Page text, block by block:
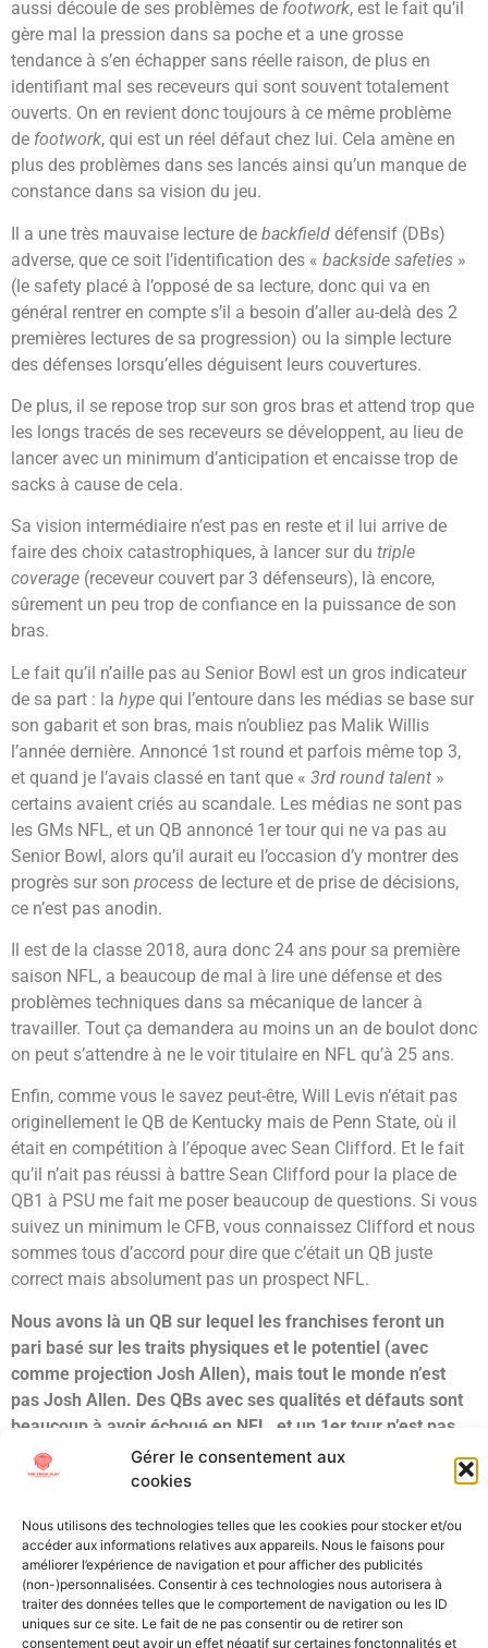
Gérer le consentement aux
cookies
Nous utilisons des technologies telles que les cookies pour stocker et/ou
accéder aux informations relatives aux appareils. Nous le faisons pour
améliorer l’expérience de navigation et pour afficher des publicités
(non-)personnalisées. Consentir à ces technologies nous autorisera à
traiter des données telles que le comportement de navigation ou les ID
uniques sur ce site. Le fait de ne pas consentir ou de retirer son
consentement peut avoir un effet négatif sur certaines fonctonnalités et
aussi découle de ses problèmes de footwork, est le fait qu’il
gère mal la pression dans sa poche et a une grosse
tendance à s’en échapper sans réelle raison, de plus en
identifiant mal ses receveurs qui sont souvent totalement
ouverts. On en revient donc toujours à ce même problème
de footwork, qui est un réel défaut chez lui. Cela amène en
plus des problèmes dans ses lancés ainsi qu’un manque de
constance dans sa vision du jeu.
Il a une très mauvaise lecture de backfield défensif (DBs)
adverse, que ce soit l’identification des « backside safeties »
(le safety placé à l’opposé de sa lecture, donc qui va en
général rentrer en compte s’il a besoin d’aller au-delà des 2
premières lectures de sa progression) ou la simple lecture
des défenses lorsqu’elles déguisent leurs couvertures.
De plus, il se repose trop sur son gros bras et attend trop que
les longs tracés de ses receveurs se développent, au lieu de
lancer avec un minimum d’anticipation et encaisse trop de
sacks à cause de cela.
Sa vision intermédiaire n’est pas en reste et il lui arrive de
faire des choix catastrophiques, à lancer sur du triple
coverage (receveur couvert par 3 défenseurs), là encore,
sûrement un peu trop de confiance en la puissance de son
bras.
Le fait qu’il n’aille pas au Senior Bowl est un gros indicateur
de sa part : la hype qui l’entoure dans les médias se base sur
son gabarit et son bras, mais n’oubliez pas Malik Willis
l’année dernière. Annoncé 1st round et parfois même top 3,
et quand je l’avais classé en tant que « 3rd round talent »
certains avaient criés au scandale. Les médias ne sont pas
les GMs NFL, et un QB annoncé 1er tour qui ne va pas au
Senior Bowl, alors qu’il aurait eu l’occasion d’y montrer des
progrès sur son process de lecture et de prise de décisions,
ce n’est pas anodin.
Il est de la classe 2018, aura donc 24 ans pour sa première
saison NFL, a beaucoup de mal à lire une défense et des
problèmes techniques dans sa mécanique de lancer à
travailler. Tout ça demandera au moins un an de boulot donc
on peut s’attendre à ne le voir titulaire en NFL qu’à 25 ans.
Enfin, comme vous le savez peut-être, Will Levis n’était pas
originellement le QB de Kentucky mais de Penn State, où il
était en compétition à l’époque avec Sean Clifford. Et le fait
qu’il n’ait pas réussi à battre Sean Clifford pour la place de
QB1 à PSU me fait me poser beaucoup de questions. Si vous
suivez un minimum le CFB, vous connaissez Clifford et nous
sommes tous d’accord pour dire que c’était un QB juste
correct mais absolument pas un prospect NFL.
Nous avons là un QB sur lequel les franchises feront un
pari basé sur les traits physiques et le potentiel (avec
comme projection Josh Allen), mais tout le monde n’est
pas Josh Allen. Des QBs avec ses qualités et défauts sont
beaucoup à avoir échoué en NFL, et un 1er tour n’est pas
envisageable, encore moins un top 5 pick. Pour moi, Will
Levis est un talent de fin de second tour, voire début de
ÉtiquetéDraftKentuckyQBQuarterbackScouting
All Texts Rights Reserved © 2023